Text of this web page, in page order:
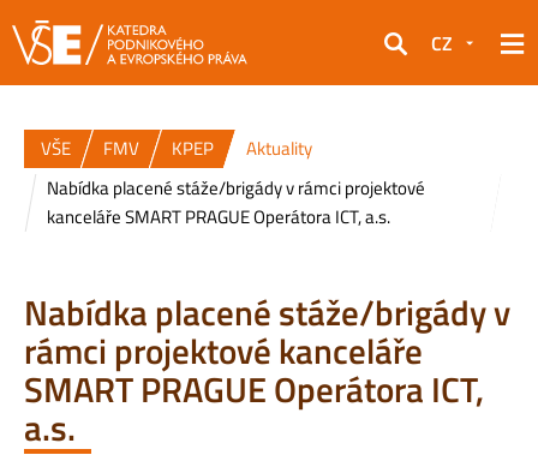
Hledat
CZ
VŠE FMV KPEP
Aktuality
Nabídka placené stáže/brigády v rámci projektové
kanceláře SMART PRAGUE Operátora ICT, a.s.
Nabídka placené stáže/brigády v
rámci projektové kanceláře
SMART PRAGUE Operátora ICT,
a.s.